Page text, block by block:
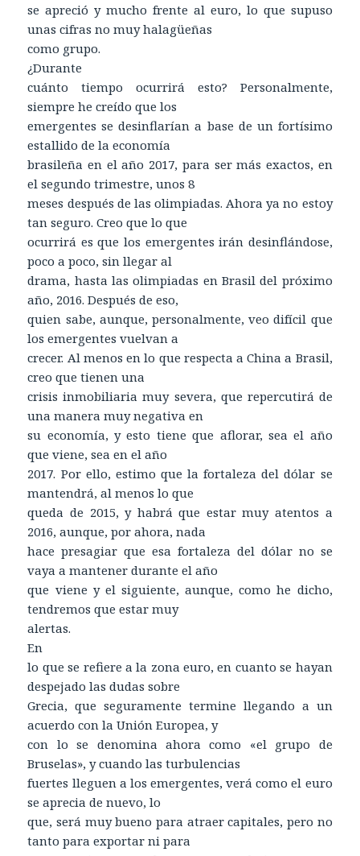
se apreció y mucho frente al euro, lo que supuso
unas cifras no muy halagüeñas
como grupo.
¿Durante
cuánto tiempo ocurrirá esto? Personalmente,
siempre he creído que los
emergentes se desinflarían a base de un fortísimo
estallido de la economía
brasileña en el año 2017, para ser más exactos, en
el segundo trimestre, unos 8
meses después de las olimpiadas. Ahora ya no estoy
tan seguro. Creo que lo que
ocurrirá es que los emergentes irán desinflándose,
poco a poco, sin llegar al
drama, hasta las olimpiadas en Brasil del próximo
año, 2016. Después de eso,
quien sabe, aunque, personalmente, veo difícil que
los emergentes vuelvan a
crecer. Al menos en lo que respecta a China a Brasil,
creo que tienen una
crisis inmobiliaria muy severa, que repercutirá de
una manera muy negativa en
su economía, y esto tiene que aflorar, sea el año
que viene, sea en el año
2017. Por ello, estimo que la fortaleza del dólar se
mantendrá, al menos lo que
queda de 2015, y habrá que estar muy atentos a
2016, aunque, por ahora, nada
hace presagiar que esa fortaleza del dólar no se
vaya a mantener durante el año
que viene y el siguiente, aunque, como he dicho,
tendremos que estar muy
alertas.
En
lo que se refiere a la zona euro, en cuanto se hayan
despejado las dudas sobre
Grecia, que seguramente termine llegando a un
acuerdo con la Unión Europea, y
con lo se denomina ahora como «el grupo de
Bruselas», y cuando las turbulencias
fuertes lleguen a los emergentes, verá como el euro
se aprecia de nuevo, lo
que, será muy bueno para atraer capitales, pero no
tanto para exportar ni para